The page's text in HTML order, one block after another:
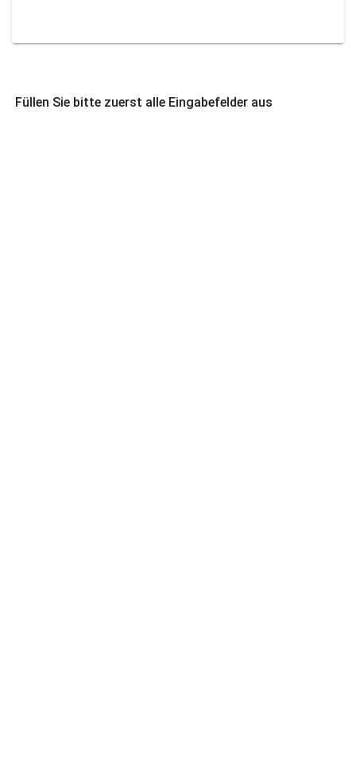
Füllen Sie bitte zuerst alle Eingabefelder aus